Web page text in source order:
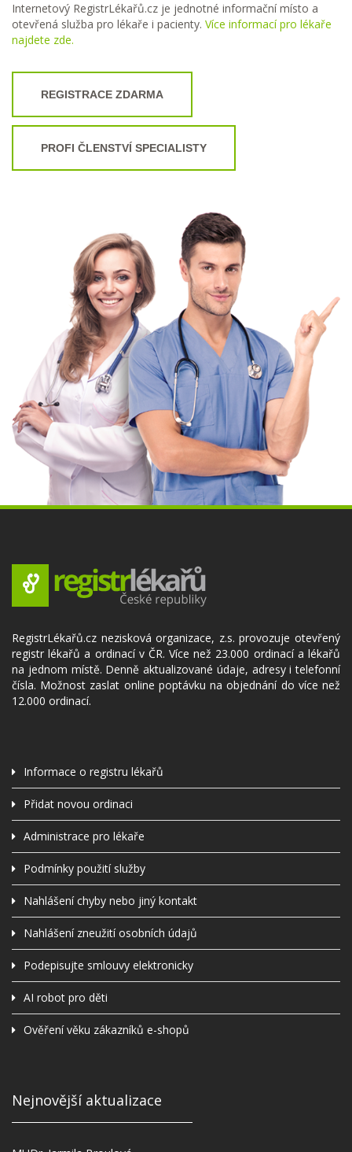
Internetový RegistrLékařů.cz je jednotné informační místo a
otevřená služba pro lékaře i pacienty. Více informací pro lékaře
najdete zde.
REGISTRACE ZDARMA
PROFI ČLENSTVÍ SPECIALISTY
RegistrLékařů.cz nezisková organizace, z.s. provozuje otevřený
registr lékařů a ordinací v ČR. Více než 23.000 ordinací a lékařů
na jednom místě. Denně aktualizované údaje, adresy i telefonní
čísla. Možnost zaslat online poptávku na objednání do více než
12.000 ordinací.
Informace o registru lékařů
Přidat novou ordinaci
Administrace pro lékaře
Podmínky použití služby
Nahlášení chyby nebo jiný kontakt
Nahlášení zneužití osobních údajů
Podepisujte smlouvy elektronicky
AI robot pro děti
Ověření věku zákazníků e-shopů
Nejnovější aktualizace